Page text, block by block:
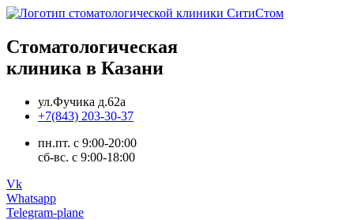
Стоматологическая
клиника в Казани
ул.Фучика д.62а
+7(843) 203-30-37
пн.пт. с 9:00-20:00
сб-вс. с 9:00-18:00
Vk
Whatsapp
Telegram-plane